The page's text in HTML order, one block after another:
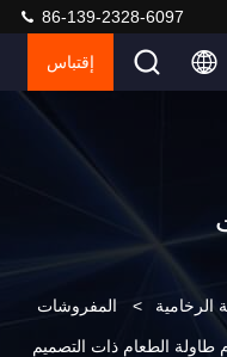
86-139-2328-6097
إقتباس
الرخامية > المفروشات
طاولة الطعام ذات التصميم